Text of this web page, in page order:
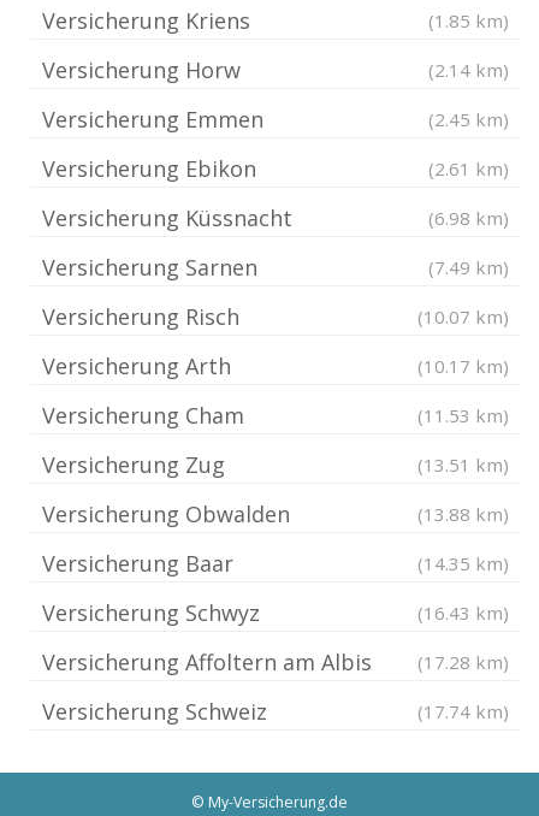
Versicherung Kriens (1.85 km)
Versicherung Horw (2.14 km)
Versicherung Emmen (2.45 km)
Versicherung Ebikon (2.61 km)
Versicherung Küssnacht (6.98 km)
Versicherung Sarnen (7.49 km)
Versicherung Risch (10.07 km)
Versicherung Arth (10.17 km)
Versicherung Cham (11.53 km)
Versicherung Zug (13.51 km)
Versicherung Obwalden (13.88 km)
Versicherung Baar (14.35 km)
Versicherung Schwyz (16.43 km)
Versicherung Affoltern am Albis (17.28 km)
Versicherung Schweiz (17.74 km)
© My-Versicherung.de